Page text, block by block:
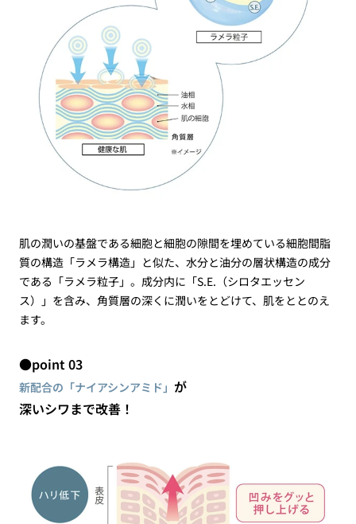
肌の潤いの基盤である細胞と細胞の隙間を埋めている細胞間脂
質の構造「ラメラ構造」と似た、水分と油分の層状構造の成分
である「ラメラ粒子」。成分内に「S.E.（シロタエッセン
ス）」を含み、角質層の深くに潤いをとどけて、肌をととのえ
ます。
●point 03
新配合の「ナイアシンアミド」 が
深いシワまで改善！